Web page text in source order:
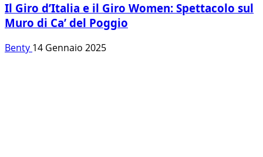
Il Giro d’Italia e il Giro Women: Spettacolo sul
Muro di Ca’ del Poggio
Benty 14 Gennaio 2025